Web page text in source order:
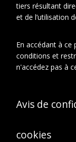
tiers résultant
et de l’utilisation
En accédant à ce
conditions et
n'accédez pas à
Avis de
cookies